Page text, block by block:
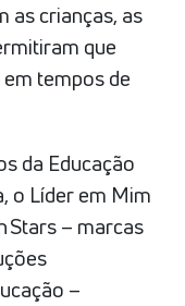
as crianças, as
que
tempos de
da Educação
o Líder em Mim
Stars – marcas
–